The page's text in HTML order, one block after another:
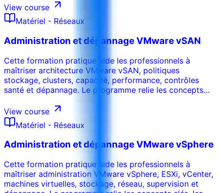
que les participants puissent appliquer les acquis dans
leur environnement de travail. La formation peut être
adaptée au secteur, aux systèmes internes, au niveau
des participants et aux objectifs de performance de
l’organisation.
View course
Matériel - Réseaux
Administration et dépannage VMware vSAN
Cette formation pratique aide les professionnels à
maîtriser architecture VMware vSAN, politiques
stockage, clusters, capacité, performance, contrôles
santé et dépannage. Le programme relie les concepts
décisions opérationnelles afin que les participants
puissent appliquer les acquis dans leur environnement
de travail. La formation peut être adaptée au secteur,
aux systèmes internes, au niveau des participants et aux
objectifs de performance de l’organisation.
View course
Matériel - Réseaux
Administration et dépannage VMware vSphere
Cette formation pratique aide les professionnels à
maîtriser administration VMware vSphere, ESXi, vCenter,
machines virtuelles, stockage, réseau, supervision et